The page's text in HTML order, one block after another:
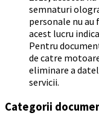
semnaturi
personale nu
acest lucru
Pentru
de catre
eliminare a
servicii.
Categorii